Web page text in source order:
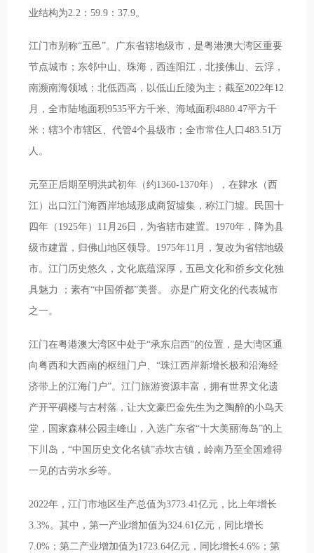
业结构为2.2：59.9：37.9。
江门市别称“五邑”。广东省辖地级市，是粤港澳大湾区重要
节点城市；东邻中山、珠海，西连阳江，北接佛山、云浮，
南濒南海领域；北低西高，以低山丘陵为主；截至2022年12
月，全市陆地面积9535平方千米、海域面积4880.47平方千
米；辖3个市辖区、代管4个县级市；全市常住人口483.51万
人。
元至正后期至明洪武初年（约1360-1370年），在肄水（西
江）出口江门海西岸地域形成商贸墟集，称江门墟。民国十
四年（1925年）11月26日，为省辖市建置。1970年，降为县
级市建置，归佛山地区领导。1975年11月，复改为省辖地级
市。江门历史悠久，文化底蕴深厚，五邑文化和侨乡文化独
具魅力 ；素有“中国侨都”美誉。 亦是广府文化的代表城市
之一。
江门在粤港澳大湾区中处于“承东启西”的位置，是大湾区通
向粤西和大西南的枢纽门户、“珠江西岸新增长极和沿海经
济带上的江海门户”。江门旅游资源丰富，拥有世界文化遗
产开平碉楼与古村落，让大文豪巴金先生为之陶醉的小鸟天
堂，国家森林公园圭峰山，入选广东省“十大美丽海岛”的上
下川岛，“中国历史文化名镇”赤坎古镇，岭南乃至全国难得
一见的古劳水乡等。
2022年，江门市地区生产总值为3773.41亿元，比上年增长
3.3%。其中，第一产业增加值为324.61亿元，同比增长
7.0%；第二产业增加值为1723.64亿元，同比增长4.6%；第